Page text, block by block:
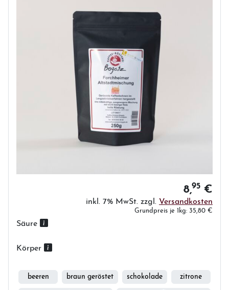
8,95 €
inkl. 7% MwSt. zzgl. Versandkosten
Grundpreis je 1kg: 35,80 €
Säure
Körper
beeren braun geröstet schokolade zitrone